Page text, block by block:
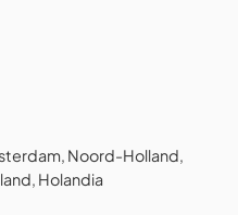
Noord-Holland,
Holandia